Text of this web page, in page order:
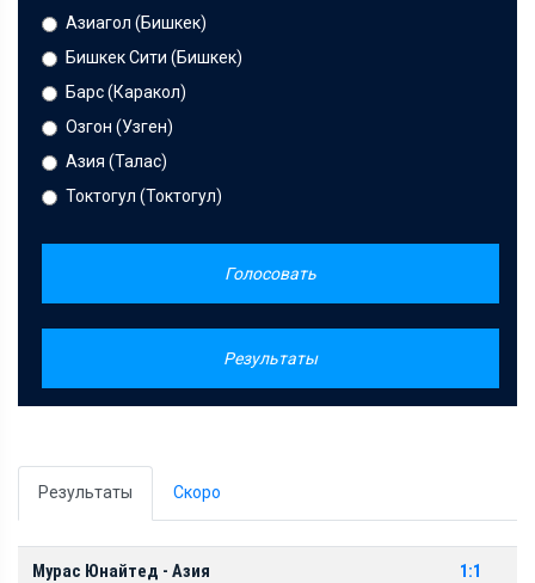
Азиагол (Бишкек)
Бишкек Сити (Бишкек)
Барс (Каракол)
Озгон (Узген)
Азия (Талас)
Токтогул (Токтогул)
Голосовать
Результаты
Результаты Скоро
Мурас Юнайтед - Азия 1:1